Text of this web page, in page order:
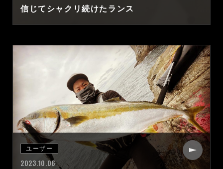
信じてシャクリ続けたランス
ユーザー
2023.10.06